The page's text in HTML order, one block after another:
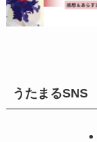
うたまるSNS